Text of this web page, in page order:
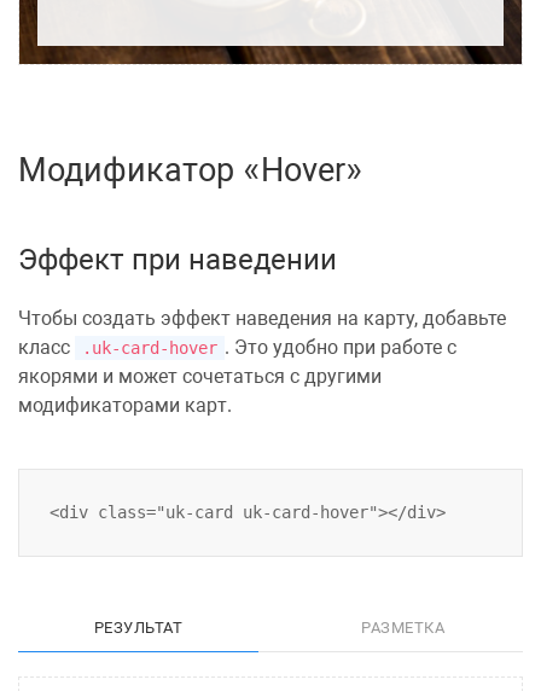
Модификатор «Hover»
Эффект при наведении
Чтобы создать эффект наведения на карту, добавьте
класс
.uk-card-hover . Это удобно при работе с
якорями и может сочетаться с другими
модификаторами карт.
РЕЗУЛЬТАТ РАЗМЕТКА